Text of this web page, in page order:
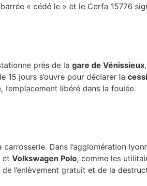
« cédé le » et le Cerfa 15776
près de la gare de Vénissieux
15 jours s’ouvre pour déclarer la
libéré dans la foulée.
Dans l’agglomération
et Volkswagen Polo, comme les
l’enlèvement gratuit et de la